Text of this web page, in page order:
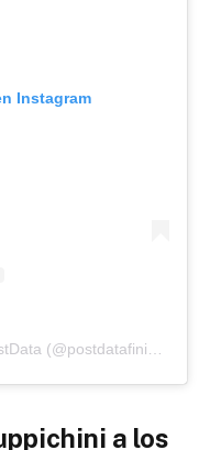
Instagram
a los